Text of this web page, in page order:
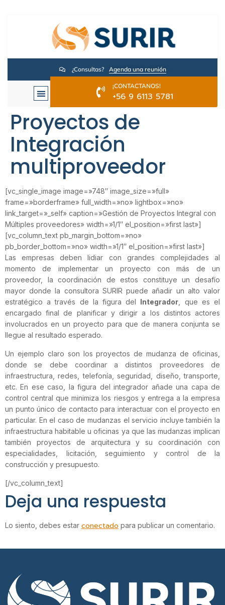
¿Consultas? Agenda una reunión
¡CONTACTANOS!
+56 9 6113 5781
Proyectos de
Integración
multiproveedor
[vc_single_image image=»748″ image_size=»full»
frame=»borderframe» full_width=»no» lightbox=»no»
link_target=»_self» caption=»Gestión de Proyectos Integral con
Múltiples proveedores» width=»1/1″ el_position=»first last»]
[vc_column_text pb_margin_bottom=»no»
pb_border_bottom=»no» width=»1/1″ el_position=»first last»]
Las empresas deben lidiar con grandes complejidades al
momento de implementar un proyecto con más de un
proveedor, la coordinación de estos constituye un desafío
mayor donde la consultora SURIR puede añadir un alto valor
estratégico a través de la figura del Integrador , que es el
encargado final de planificar y dirigir a los distintos actores
involucrados en un proyecto para que de manera conjunta se
llegue al resultado esperado.
Un ejemplo claro son los proyectos de mudanza de oficinas,
donde se debe coordinar a distintos proveedores de
infraestructura, redes, telefonía, seguridad, diseño, transporte,
etc. En ese caso, la figura del integrador añade una capa de
control central que minimiza los riesgos y entrega a la empresa
un punto único de contacto para interactuar con el proyecto en
particular. En el caso de mudanzas el servicio incluye también la
infraestructura habitable u oficinas ya que las mudanzas implican
también proyectos de arquitectura y su coordinación con
especialidades, licitación, seguimiento y control de la
construcción y presupuesto.
[/vc_column_text]
Deja una respuesta
Lo siento, debes estar conectado para publicar un comentario.